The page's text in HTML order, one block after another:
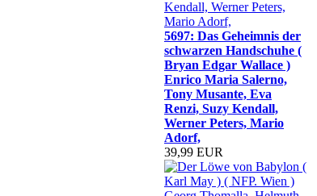
5697: Das Geheimnis der
schwarzen Handschuhe (
Bryan Edgar Wallace )
Enrico Maria Salerno,
Tony Musante, Eva
Renzi, Suzy Kendall,
Werner Peters, Mario
Adorf,
39,99 EUR